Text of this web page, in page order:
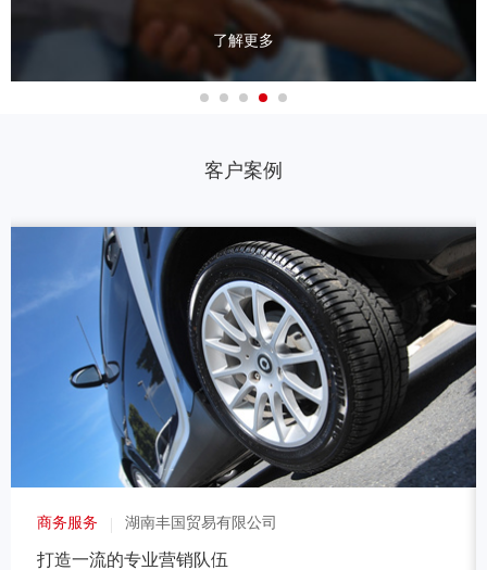
了解更多
客户案例
商务服务 湖南丰国贸易有限公司
打造一流的专业营销队伍